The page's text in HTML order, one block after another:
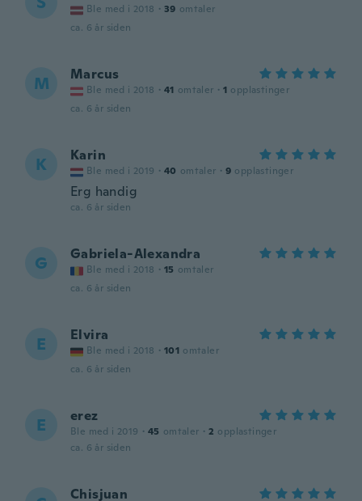
Ble med i 2018 · 39 omtaler
ca. 6 år siden
M Marcus
Ble med i 2018 · 41 omtaler · 1 opplastinger
ca. 6 år siden
K Karin
Ble med i 2019 · 40 omtaler · 9 opplastinger
Erg handig
ca. 6 år siden
G Gabriela-Alexandra
Ble med i 2018 · 15 omtaler
ca. 6 år siden
E Elvira
Ble med i 2018 · 101 omtaler
ca. 6 år siden
E erez
Ble med i 2019 · 45 omtaler · 2 opplastinger
ca. 6 år siden
Chisjuan